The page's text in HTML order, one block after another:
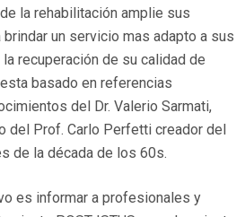
la rehabilitación amplie sus
un servicio mas adapto a sus
recuperación de su calidad de
basado en referencias
del Dr. Valerio Sarmati,
del Prof. Carlo Perfetti creador del
de la década de los 60s.
es informar a profesionales y